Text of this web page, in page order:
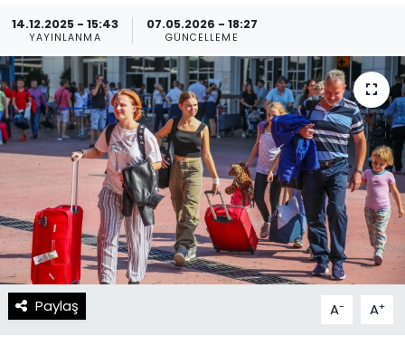
14.12.2025 - 15:43
YAYINLANMA
07.05.2026 - 18:27
GÜNCELLEME
Paylaş A- A+
Spor
Teknoloji
Resmi İlanlar
Teknoloji
Yaşam
Künye
Gizlilik Sözleşmesi
İletişim